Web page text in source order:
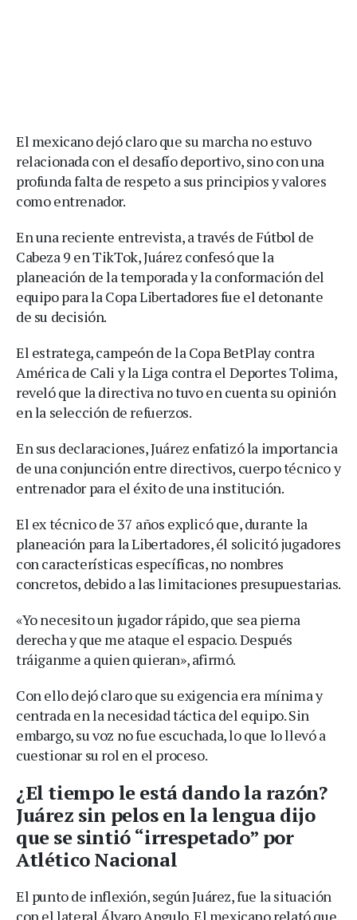
El mexicano dejó claro que su marcha no estuvo
relacionada con el desafío deportivo, sino con una
profunda falta de respeto a sus principios y valores
como entrenador.
En una reciente entrevista, a través de Fútbol de
Cabeza 9 en TikTok, Juárez confesó que la
planeación de la temporada y la conformación del
equipo para la Copa Libertadores fue el detonante
de su decisión.
El estratega, campeón de la Copa BetPlay contra
América de Cali y la Liga contra el Deportes Tolima,
reveló que la directiva no tuvo en cuenta su opinión
en la selección de refuerzos.
En sus declaraciones, Juárez enfatizó la importancia
de una conjunción entre directivos, cuerpo técnico y
entrenador para el éxito de una institución.
El ex técnico de 37 años explicó que, durante la
planeación para la Libertadores, él solicitó jugadores
con características específicas, no nombres
concretos, debido a las limitaciones presupuestarias.
«Yo necesito un jugador rápido, que sea pierna
derecha y que me ataque el espacio. Después
tráiganme a quien quieran», afirmó.
Con ello dejó claro que su exigencia era mínima y
centrada en la necesidad táctica del equipo. Sin
embargo, su voz no fue escuchada, lo que lo llevó a
cuestionar su rol en el proceso.
¿El tiempo le está dando la razón?
Juárez sin pelos en la lengua dijo
que se sintió “irrespetado” por
Atlético Nacional
El punto de inflexión, según Juárez, fue la situación
con el lateral Álvaro Angulo. El mexicano relató que,